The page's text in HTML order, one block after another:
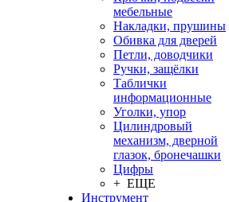
мебельные
Накладки, прушины
Обивка для дверей
Петли, доводчики
Ручки, защёлки
Таблички
информационные
Уголки, упор
Цилиндровый
механизм, дверной
глазок, бронечашки
Цифры
+ ЕЩЕ
Инструмент